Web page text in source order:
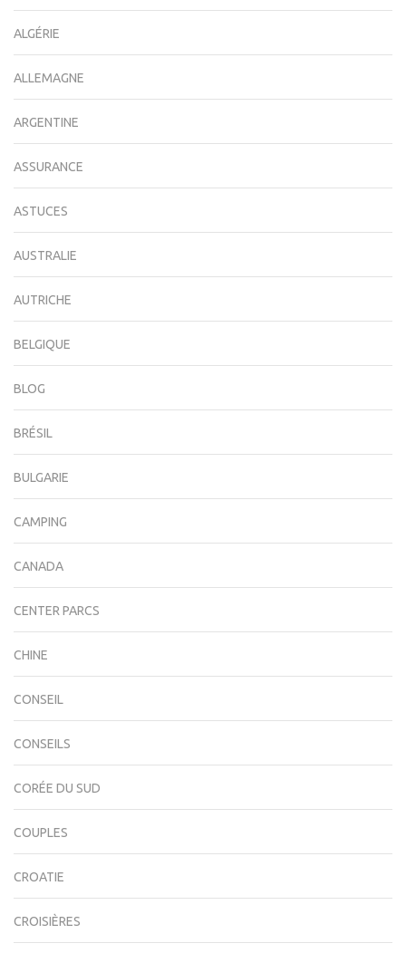
ALGÉRIE
ALLEMAGNE
ARGENTINE
ASSURANCE
ASTUCES
AUSTRALIE
AUTRICHE
BELGIQUE
BLOG
BRÉSIL
BULGARIE
CAMPING
CANADA
CENTER PARCS
CHINE
CONSEIL
CONSEILS
CORÉE DU SUD
COUPLES
CROATIE
CROISIÈRES